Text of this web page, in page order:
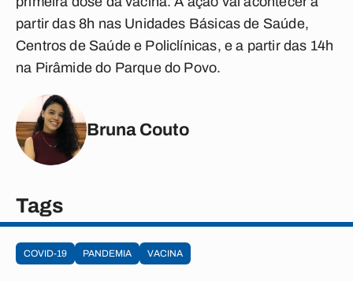
partir das 8h nas Unidades Básicas de Saúde,
Centros de Saúde e Policlínicas, e a partir das 14h
na Pirâmide do Parque do Povo.
Bruna Couto
Tags
COVID-19 PANDEMIA VACINA